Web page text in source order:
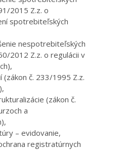
2015 Z.z. o
spotrebiteľských
nespotrebiteľských
2012 Z.z. o regulácii v
(zákon č. 233/1995 Z.z.
(zákon č.
a
– evidovanie,
registratúrnych